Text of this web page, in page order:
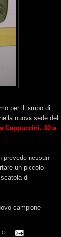
per il lampo di
nella nuova sede del
Cappuccini, 30 a
prevede nessun
un piccolo
di
campione